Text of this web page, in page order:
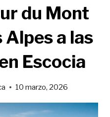
du Mont
Alpes a las
Escocia
10 marzo, 2026